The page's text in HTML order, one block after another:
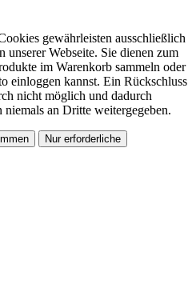
gewährleisten ausschließlich
unserer Webseite. Sie dienen zum
im Warenkorb sammeln oder
einloggen kannst. Ein Rückschluss
nicht möglich und dadurch
an Dritte weitergegeben.
Nur erforderliche